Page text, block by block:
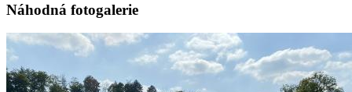
Náhodná fotogalerie